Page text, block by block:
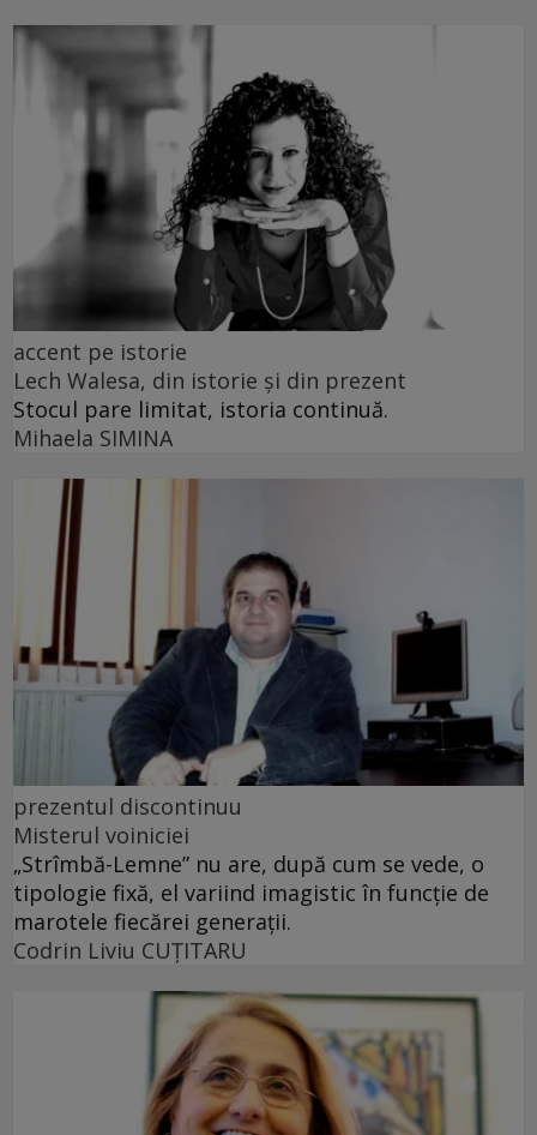
accent pe istorie
Lech Walesa, din istorie și din prezent
Stocul pare limitat, istoria continuă.
Mihaela SIMINA
prezentul discontinuu
Misterul voiniciei
„Strîmbă-Lemne” nu are, după cum se vede, o
tipologie fixă, el variind imagistic în funcţie de
marotele fiecărei generaţii.
Codrin Liviu CUŢITARU